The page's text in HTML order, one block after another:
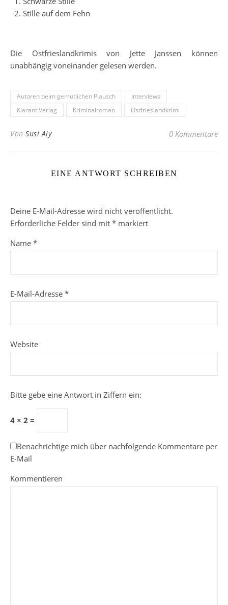
Stille auf dem Fehn
Die Ostfrieslandkrimis von Jette Janssen können
unabhängig voneinander gelesen werden.
Autoren beim gemütlichen Plausch
Interviews
Klarant Verlag
Kriminalroman Ostfrieslandkrimi
Von Susi Aly 0 Kommentare
EINE ANTWORT SCHREIBEN
Deine E-Mail-Adresse wird nicht veröffentlicht.
Erforderliche Felder sind mit * markiert
Name *
E-Mail-Adresse *
Website
Bitte gebe eine Antwort in Ziffern ein:
4 × 2 =
Benachrichtige mich über nachfolgende Kommentare per
E-Mail
Kommentieren